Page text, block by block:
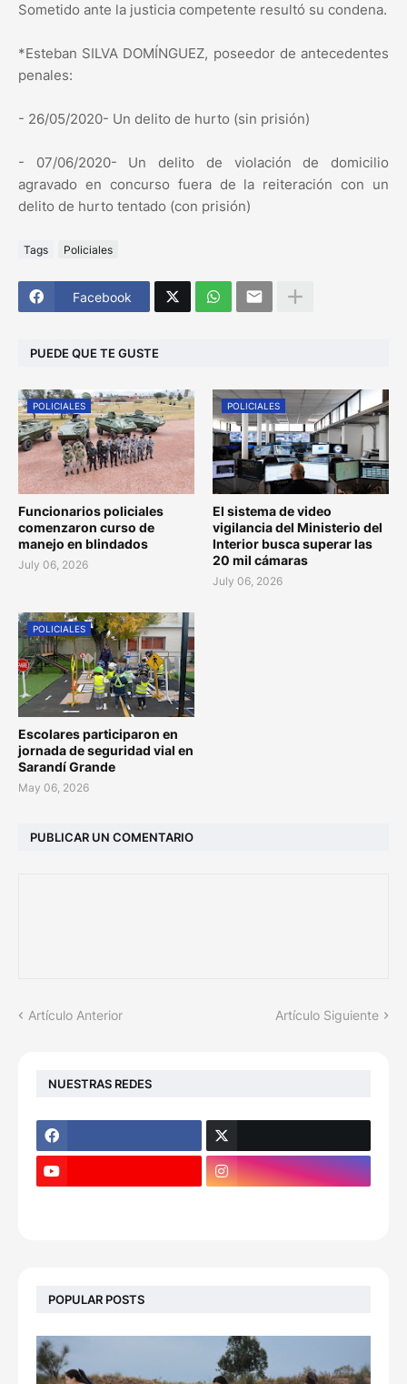
Sometido ante la justicia competente resultó su condena.
*Esteban SILVA DOMÍNGUEZ, poseedor de antecedentes
penales:
- 26/05/2020- Un delito de hurto (sin prisión)
- 07/06/2020- Un delito de violación de domicilio
agravado en concurso fuera de la reiteración con un
delito de hurto tentado (con prisión)
Tags Policiales
Facebook
PUEDE QUE TE GUSTE
POLICIALES
Funcionarios policiales
comenzaron curso de
manejo en blindados
July 06, 2026
POLICIALES
El sistema de video
vigilancia del Ministerio del
Interior busca superar las
20 mil cámaras
July 06, 2026
POLICIALES
Escolares participaron en
jornada de seguridad vial en
Sarandí Grande
May 06, 2026
PUBLICAR UN COMENTARIO
Artículo Anterior Artículo Siguiente
NUESTRAS REDES
POPULAR POSTS